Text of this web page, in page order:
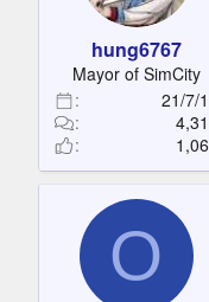
hung6767
Mayor of SimCity
21/7/
O